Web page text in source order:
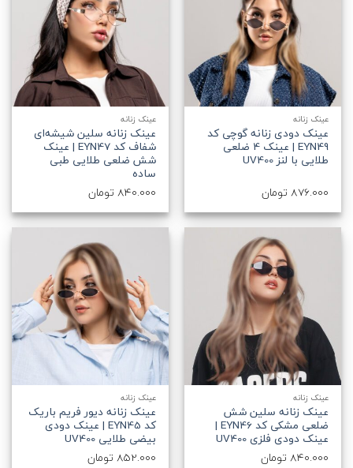
عینک زنانه
عینک دودی زنانه گوچی کد
EYN49 | عینک 4 ضلعی
طلایی با لنز UV400
876.000تومان
عینک زنانه
عینک زنانه سلین شیشه‌ای
شفاف کد EYN47 | عینک
شش ضلعی طلایی طبی
ساده
840.000تومان
عینک زنانه
عینک زنانه سلین شش
ضلعی مشکی کد EYN46 |
عینک دودی فلزی UV400
840.000تومان
عینک زنانه
عینک زنانه دیور فریم باریک
کد EYN45 | عینک دودی
بیضی طلایی UV400
852.000تومان